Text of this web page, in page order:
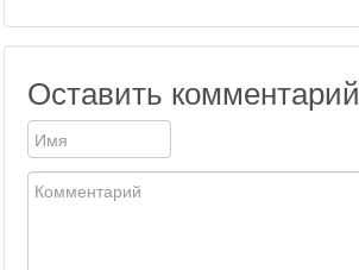
Оставить комментарий